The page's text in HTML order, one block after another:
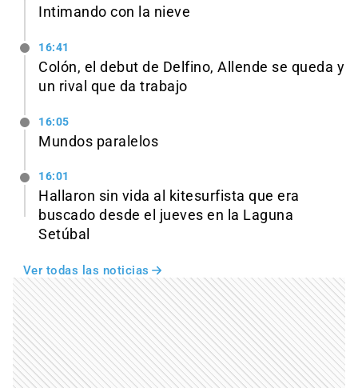
Intimando con la nieve
16:41
Colón, el debut de Delfino, Allende se queda y
un rival que da trabajo
16:05
Mundos paralelos
16:01
Hallaron sin vida al kitesurfista que era
buscado desde el jueves en la Laguna
Setúbal
Ver todas las noticias